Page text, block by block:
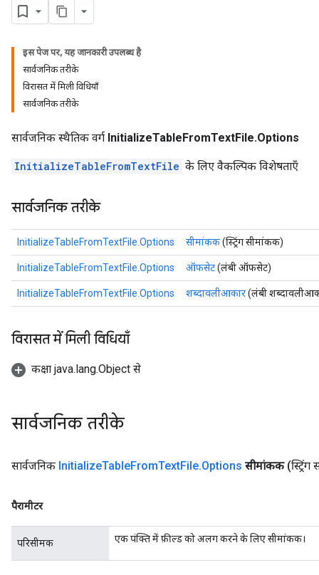
इस पेज पर, यह जानकारी उपलब्ध है
सार्वजनिक तरीके
विरासत में मिली विधियाँ
सार्वजनिक तरीके
सार्वजनिक स्थैतिक वर्ग InitializeTableFromTextFile.Options
InitializeTableFromTextFile के लिए वैकल्पिक विशेषताएँ
सार्वजनिक तरीके
InitializeTableFromTextFile.Options सीमांकक(स्ट्रिंग सीमांकक)
InitializeTableFromTextFile.Options ऑफसेट(लंबी ऑफसेट)
InitializeTableFromTextFile.Options शब्दावलीआकार(लंबी
विरासत में मिली विधियाँ
कक्षा java.lang.Object से
सार्वजनिक तरीके
सार्वजनिक InitializeTableFromTextFile.Options सीमांकक
पैरामीटर
परिसीमक एक पंक्ति में फ़ील्ड को अलग करने के लिए सीमांकक।